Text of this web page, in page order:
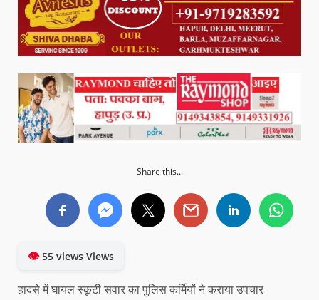
Share this...
👁55 views Views
हादसे में घायल स्कूटी सवार का पुलिस कर्मियों ने कराया उपचार